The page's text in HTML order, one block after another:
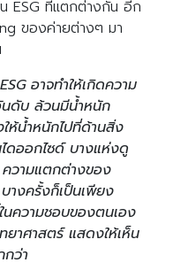
ESG ที่แตกต่างกัน อีก
ของค่ายต่างๆ มา
อาจทำให้เกิดความ
นดับ ล้วนมีน้ำหนัก
ห้น้ำหนักไปที่ด้านสิ่ง
ดออกไซด์ บางแห่งดู
ความแตกต่างของ
างครั้งก็เป็นเพียง
ความชอบของตนเอง
ยาศาสตร์ แสดงให้เห็น
ว่า